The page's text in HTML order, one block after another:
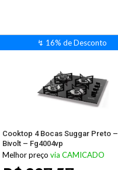
Cooktop 4 Bocas Suggar Preto
Bivolt – Fg4004vp
Melhor preço via CAMICADO